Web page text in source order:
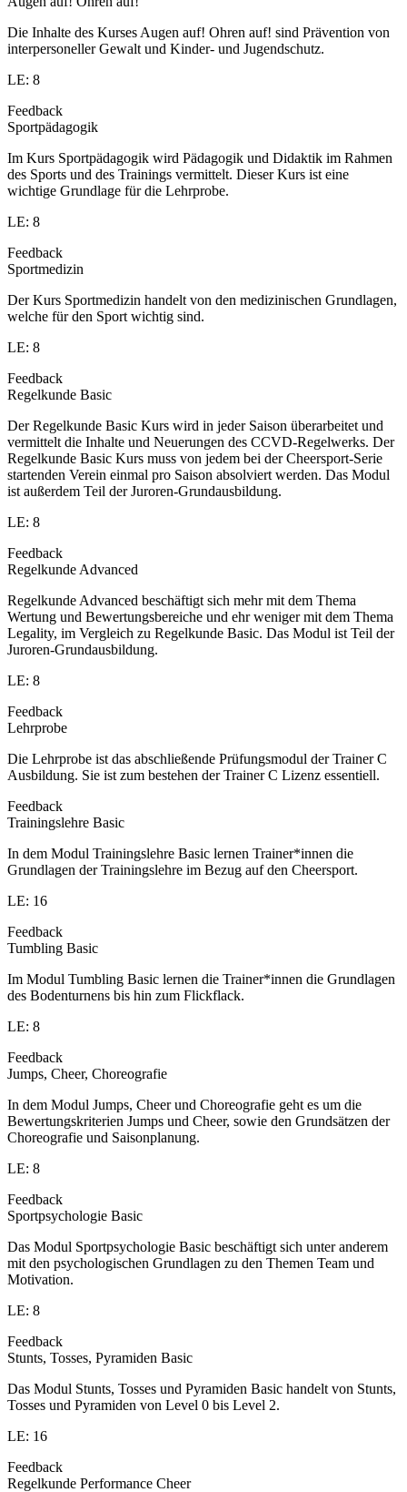
Die Inhalte des Kurses Augen auf! Ohren auf! sind Prävention von
interpersoneller Gewalt und Kinder- und Jugendschutz.
LE: 8
Feedback
Sportpädagogik
Im Kurs Sportpädagogik wird Pädagogik und Didaktik im Rahmen
des Sports und des Trainings vermittelt. Dieser Kurs ist eine
wichtige Grundlage für die Lehrprobe.
LE: 8
Feedback
Sportmedizin
Der Kurs Sportmedizin handelt von den medizinischen Grundlagen,
welche für den Sport wichtig sind.
LE: 8
Feedback
Regelkunde Basic
Der Regelkunde Basic Kurs wird in jeder Saison überarbeitet und
vermittelt die Inhalte und Neuerungen des CCVD-Regelwerks. Der
Regelkunde Basic Kurs muss von jedem bei der Cheersport-Serie
startenden Verein einmal pro Saison absolviert werden. Das Modul
ist außerdem Teil der Juroren-Grundausbildung.
LE: 8
Feedback
Regelkunde Advanced
Regelkunde Advanced beschäftigt sich mehr mit dem Thema
Wertung und Bewertungsbereiche und ehr weniger mit dem Thema
Legality, im Vergleich zu Regelkunde Basic. Das Modul ist Teil der
Juroren-Grundausbildung.
LE: 8
Feedback
Lehrprobe
Die Lehrprobe ist das abschließende Prüfungsmodul der Trainer C
Ausbildung. Sie ist zum bestehen der Trainer C Lizenz essentiell.
Feedback
Trainingslehre Basic
In dem Modul Trainingslehre Basic lernen Trainer*innen die
Grundlagen der Trainingslehre im Bezug auf den Cheersport.
LE: 16
Feedback
Tumbling Basic
Im Modul Tumbling Basic lernen die Trainer*innen die Grundlagen
des Bodenturnens bis hin zum Flickflack.
LE: 8
Feedback
Jumps, Cheer, Choreografie
In dem Modul Jumps, Cheer und Choreografie geht es um die
Bewertungskriterien Jumps und Cheer, sowie den Grundsätzen der
Choreografie und Saisonplanung.
LE: 8
Feedback
Sportpsychologie Basic
Das Modul Sportpsychologie Basic beschäftigt sich unter anderem
mit den psychologischen Grundlagen zu den Themen Team und
Motivation.
LE: 8
Feedback
Stunts, Tosses, Pyramiden Basic
Das Modul Stunts, Tosses und Pyramiden Basic handelt von Stunts,
Tosses und Pyramiden von Level 0 bis Level 2.
LE: 16
Feedback
Regelkunde Performance Cheer